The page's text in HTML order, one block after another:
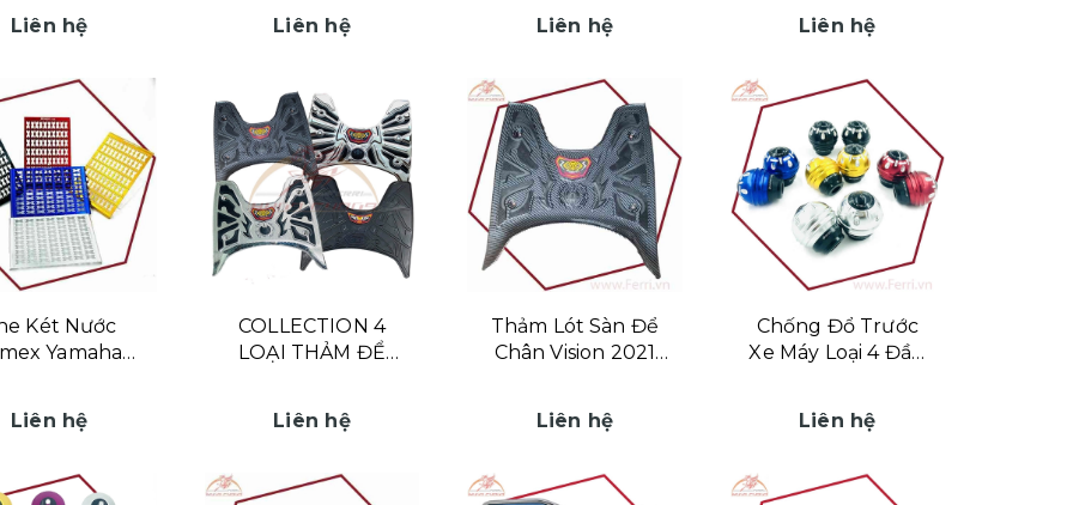
Liên hệ Liên hệ Liên hệ Liên hệ
Két Nước
Yamaha
Liên hệ
COLLECTION 4
LOẠI THẢM ĐỂ
Liên hệ
Thảm Lót Sàn Để
Chân Vision 2021
Liên hệ
Chống Đổ Trước
Xe Máy Loại 4 Đầu
Liên hệ